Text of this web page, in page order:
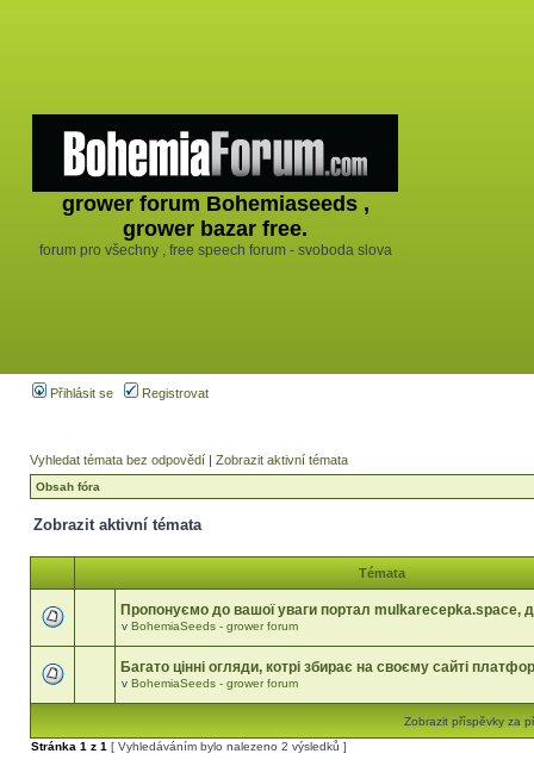
grower forum Bohemiaseeds ,
grower bazar free.
forum pro všechny , free speech forum - svoboda slova
Přihlásit se Registrovat
Vyhledat témata bez odpovědí | Zobrazit aktivní témata
Obsah fóra
Zobrazit aktivní témata
Témata
Пропонуємо до вашої уваги портал mulkarecepka.space,
v BohemiaSeeds - grower forum
Багато цінні огляди, котрі збирає на своєму сайті
v BohemiaSeeds - grower forum
Zobrazit příspěvky za
Stránka 1 z 1 [ Vyhledáváním bylo nalezeno 2 výsledků ]